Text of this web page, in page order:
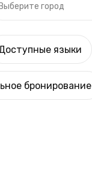
Выберите город
языки
бронирование